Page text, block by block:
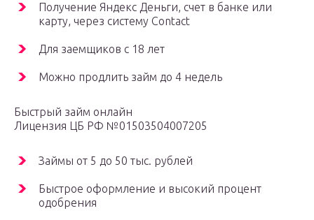
Получение Яндекс Деньги, счет в банке или
карту, через систему Contact
Для заемщиков с 18 лет
Можно продлить займ до 4 недель
Быстрый займ онлайн
Лицензия ЦБ РФ №01503504007205
Займы от 5 до 50 тыс. рублей
Быстрое оформление и высокий процент
одобрения